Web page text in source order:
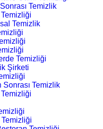
Temizlik
Temizlik
Temizliği
Şirketi
Sonrası Temizlik